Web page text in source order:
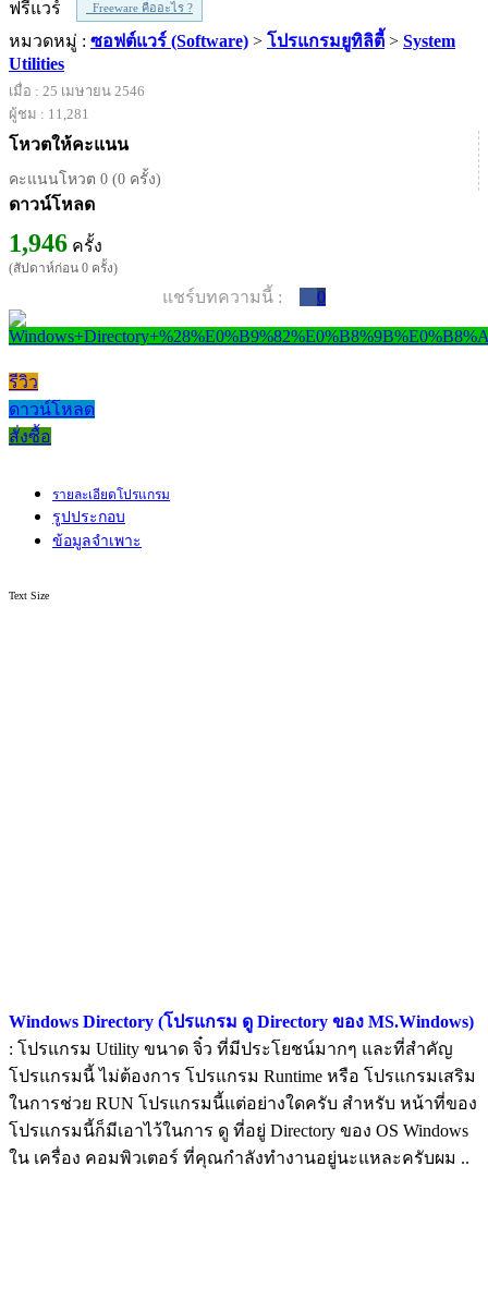
ฟรีแวร์
Freeware คืออะไร ?
หมวดหมู่ : ซอฟต์แวร์ (Software) > โปรแกรมยูทิลิตี้ > System
Utilities
เมื่อ : 25 เมษายน 2546
ผู้ชม : 11,281
โหวตให้คะแนน
คะแนนโหวต 0 (0 ครั้ง)
ดาวน์โหลด
1,946 ครั้ง
(สัปดาห์ก่อน 0 ครั้ง)
แชร์บทความนี้ : 0
รีวิว
ดาวน์โหลด
สั่งซื้อ
รายละเอียดโปรแกรม
รูปประกอบ
ข้อมูลจำเพาะ
Text Size
Windows Directory (โปรแกรม ดู Directory ของ MS.Windows)
: โปรแกรม Utility ขนาด จิ๋ว ที่มีประโยชน์มากๆ และที่สำคัญ
โปรแกรมนี้ ไม่ต้องการ โปรแกรม Runtime หรือ โปรแกรมเสริม
ในการช่วย RUN โปรแกรมนี้แต่อย่างใดครับ สำหรับ หน้าที่ของ
โปรแกรมนี้ก็มีเอาไว้ในการ ดู ที่อยู่ Directory ของ OS Windows
ใน เครื่อง คอมพิวเตอร์ ที่คุณกำลังทำงานอยู่นะแหละครับผม ..